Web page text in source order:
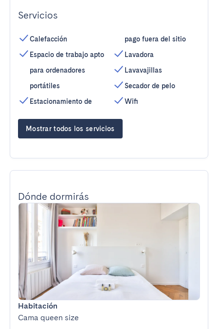
Servicios
Calefacción
Espacio de trabajo apto
para ordenadores
portátiles
Estacionamiento de
pago fuera del sitio
Lavadora
Lavavajillas
Secador de pelo
Wifi
Mostrar todos los servicios
Dónde dormirás
Habitación
Cama queen size